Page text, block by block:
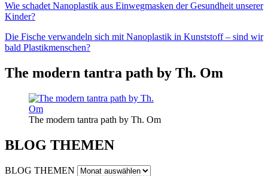
Wie schadet Nanoplastik aus Einwegmasken der Gesundheit unserer
Kinder?
Die Fische verwandeln sich mit Nanoplastik in Kunststoff – sind wir
bald Plastikmenschen?
The modern tantra path by Th. Om
The modern tantra path by Th. Om
BLOG THEMEN
BLOG THEMEN